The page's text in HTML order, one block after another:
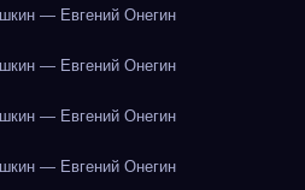
— Евгений Онегин
— Евгений Онегин
— Евгений Онегин
— Евгений Онегин